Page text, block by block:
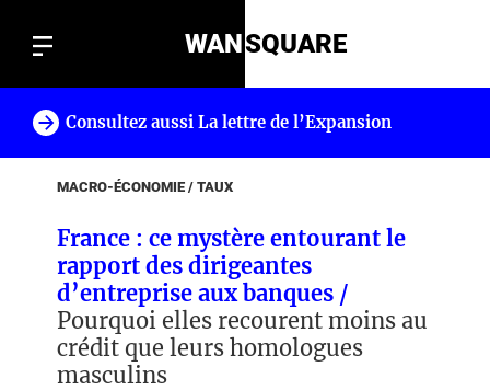
WANSQUARE
Consultez aussi La lettre de l’Expansion
MACRO-ÉCONOMIE / TAUX
France : ce mystère entourant le
rapport des dirigeantes
d’entreprise aux banques /
Pourquoi elles recourent moins au
crédit que leurs homologues
masculins